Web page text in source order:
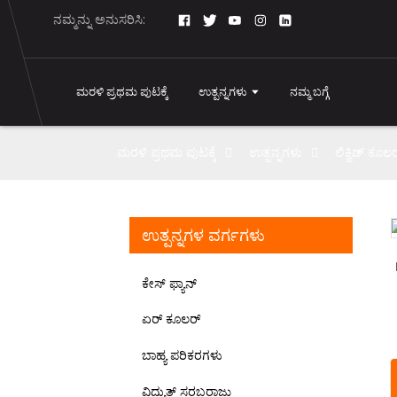
ನಮ್ಮನ್ನು ಅನುಸರಿಸಿ:
ಮರಳಿ ಪ್ರಥಮ ಪುಟಕ್ಕೆ ಉತ್ಪನ್ನಗಳು ನಮ್ಮ ಬಗ್ಗೆ
ಉತ್ಪನ್ನಗಳ ವರ್ಗಗಳು
ಕೇಸ್ ಫ್ಯಾನ್
ಏರ್ ಕೂಲರ್
ಬಾಹ್ಯ ಪರಿಕರಗಳು
ವಿದ್ಯುತ್ ಸರಬರಾಜು